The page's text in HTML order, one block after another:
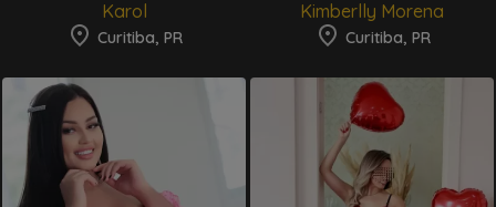
Karol
Curitiba, PR
Kimberlly Morena
Curitiba, PR